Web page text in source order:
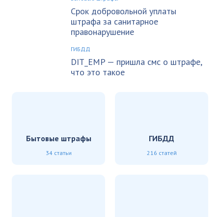
Срок добровольной уплаты
штрафа за санитарное
правонарушение
ГИБДД
DIT_EMP — пришла смс о штрафе,
что это такое
Бытовые штрафы
34 статьи
ГИБДД
216 статей